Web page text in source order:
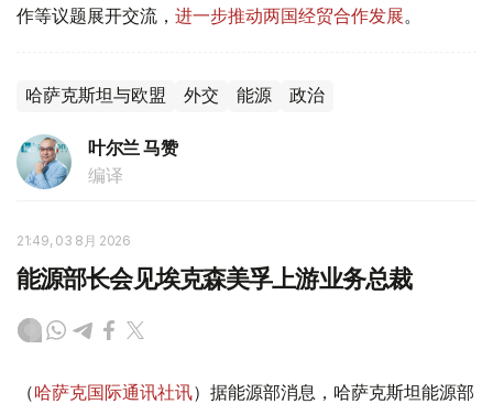
作等议题展开交流， 进一步推动两国经贸合作发展。
哈萨克斯坦与欧盟 外交 能源 政治
叶尔兰 马赞
编译
21:49, 03 8月 2026
能源部长会见埃克森美孚上游业务总裁
（哈萨克国际通讯社讯）据能源部消息，哈萨克斯坦能源部